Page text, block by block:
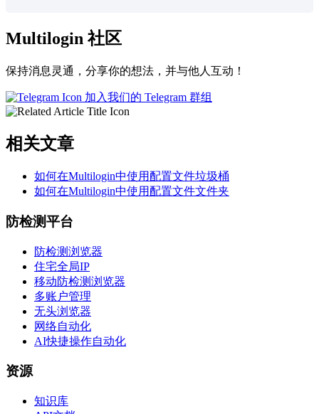
Multilogin 社区
保持消息灵通，分享你的想法，并与他人互动！
加入我们的 Telegram 群组
相关文章
如何在Multilogin中使用配置文件垃圾桶
如何在Multilogin中使用配置文件文件夹
防检测平台
防检测浏览器
住宅全局IP
移动防检测浏览器
多账户管理
无头浏览器
网络自动化
AI快捷操作自动化
资源
知识库